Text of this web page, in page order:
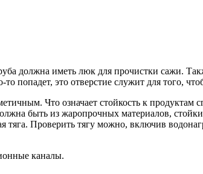
должна иметь люк для прочистки сажи.
попадет, это отверстие служит для того,
Что означает стойкость к продуктам
быть из жаропрочных материалов,
тяга. Проверить тягу можно, включив
каналы.